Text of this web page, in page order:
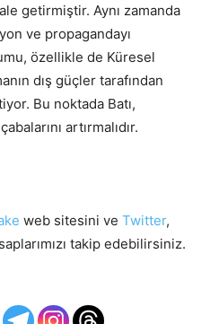
getirmiştir. Aynı zamanda
ve propagandayı
özellikle de Küresel
dış güçler tarafından
Bu noktada Batı,
artırmalıdır.
web sitesini ve Twitter,
takip edebilirsiniz.